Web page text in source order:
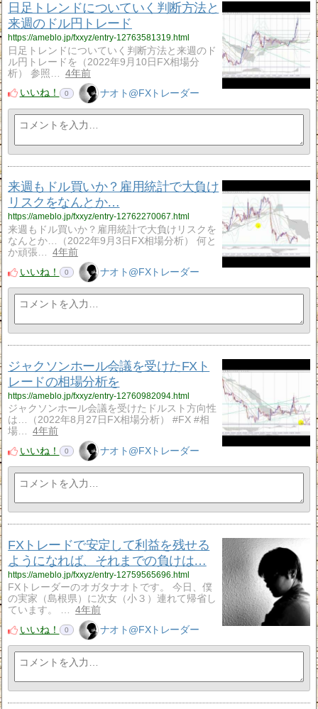
日足トレンドについていく判断方法と
来週のドル円トレード
https://ameblo.jp/fxxyz/entry-12763581319.html
日足トレンドについていく判断方法と来週のド
ル円トレードを（2022年9月10日FX相場分
析） 参照…
4年前
いいね！
0 ナオト@FXトレーダー
来週もドル買いか？雇用統計で大負け
リスクをなんとか…
https://ameblo.jp/fxxyz/entry-12762270067.html
来週もドル買いか？雇用統計で大負けリスクを
なんとか…（2022年9月3日FX相場分析） 何と
か頑張…
4年前
いいね！
0 ナオト@FXトレーダー
ジャクソンホール会議を受けたFXト
レードの相場分析を
https://ameblo.jp/fxxyz/entry-12760982094.html
ジャクソンホール会議を受けたドルスト方向性
は…（2022年8月27日FX相場分析） #FX #相
場…
4年前
いいね！
0 ナオト@FXトレーダー
FXトレードで安定して利益を残せる
ようになれば、それまでの負けは…
https://ameblo.jp/fxxyz/entry-12759565696.html
FXトレーダーのオガタナオトです。 今日、僕
の実家（島根県）に次女（小３）連れて帰省し
ています。 …
4年前
いいね！
0 ナオト@FXトレーダー